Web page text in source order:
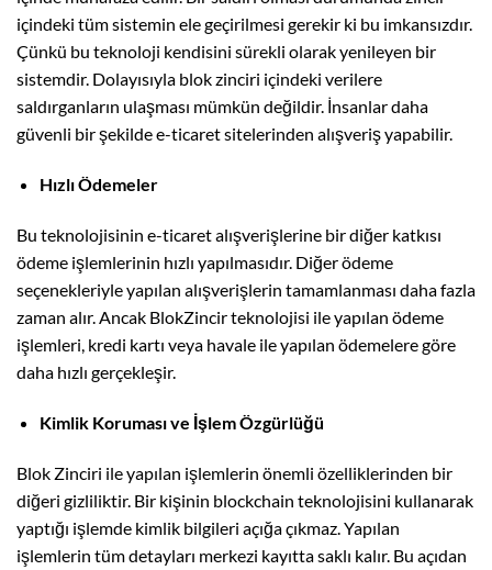
içindeki tüm sistemin ele geçirilmesi gerekir ki bu imkansızdır.
Çünkü bu teknoloji kendisini sürekli olarak yenileyen bir
sistemdir. Dolayısıyla blok zinciri içindeki verilere
saldırganların ulaşması mümkün değildir. İnsanlar daha
güvenli bir şekilde e-ticaret sitelerinden alışveriş yapabilir.
Hızlı Ödemeler
Bu teknolojisinin e-ticaret alışverişlerine bir diğer katkısı
ödeme işlemlerinin hızlı yapılmasıdır. Diğer ödeme
seçenekleriyle yapılan alışverişlerin tamamlanması daha fazla
zaman alır. Ancak BlokZincir teknolojisi ile yapılan ödeme
işlemleri, kredi kartı veya havale ile yapılan ödemelere göre
daha hızlı gerçekleşir.
Kimlik Koruması ve İşlem Özgürlüğü
Blok Zinciri ile yapılan işlemlerin önemli özelliklerinden bir
diğeri gizliliktir. Bir kişinin blockchain teknolojisini kullanarak
yaptığı işlemde kimlik bilgileri açığa çıkmaz. Yapılan
işlemlerin tüm detayları merkezi kayıtta saklı kalır. Bu açıdan